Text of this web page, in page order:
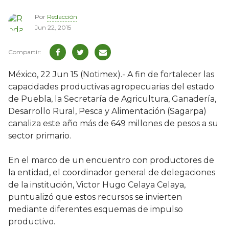
Por Redacción
Jun 22, 2015
México, 22 Jun 15 (Notimex).- A fin de fortalecer las
capacidades productivas agropecuarias del estado
de Puebla, la Secretaría de Agricultura, Ganadería,
Desarrollo Rural, Pesca y Alimentación (Sagarpa)
canaliza este año más de 649 millones de pesos a su
sector primario.
En el marco de un encuentro con productores de
la entidad, el coordinador general de delegaciones
de la institución, Victor Hugo Celaya Celaya,
puntualizó que estos recursos se invierten
mediante diferentes esquemas de impulso
productivo.